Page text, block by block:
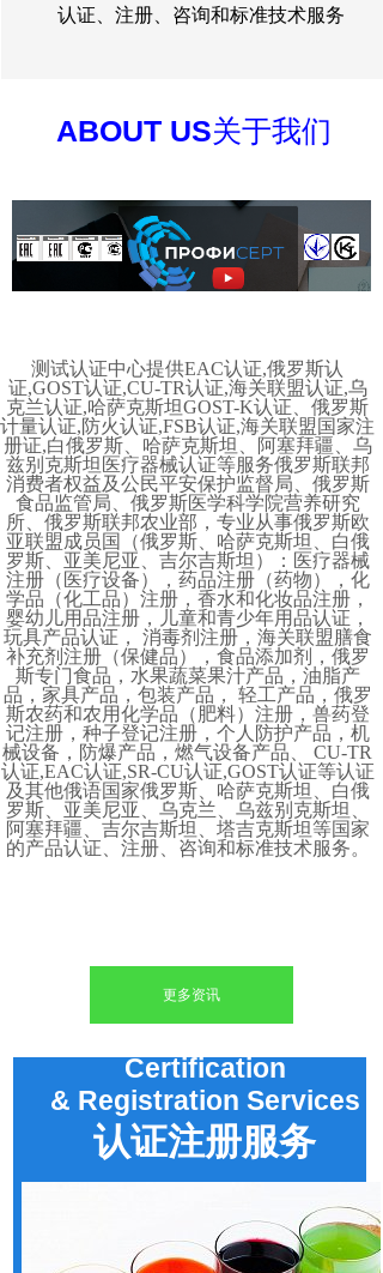
认证、注册、咨询和标准技术服务
ABOUT US关于我们
测试认证中心提供EAC认证,俄罗斯认
证,GOST认证,CU-TR认证,海关联盟认证,乌
克兰认证,哈萨克斯坦GOST-K认证、俄罗斯
计量认证,防火认证,FSB认证,海关联盟国家注
册证,白俄罗斯、哈萨克斯坦、阿塞拜疆、乌
兹别克斯坦医疗器械认证等服务俄罗斯联邦
消费者权益及公民平安保护监督局、俄罗斯
食品监管局、俄罗斯医学科学院营养研究
所、俄罗斯联邦农业部，专业从事俄罗斯欧
亚联盟成员国（俄罗斯、哈萨克斯坦、白俄
罗斯、亚美尼亚、吉尔吉斯坦）：医疗器械
注册（医疗设备），药品注册（药物），化
学品（化工品）注册，香水和化妆品注册，
婴幼儿用品注册，儿童和青少年用品认证，
玩具产品认证， 消毒剂注册，海关联盟膳食
补充剂注册（保健品），食品添加剂，俄罗
斯专门食品，水果蔬菜果汁产品，油脂产
品，家具产品，包装产品， 轻工产品，俄罗
斯农药和农用化学品（肥料）注册，兽药登
记注册，种子登记注册，个人防护产品，机
械设备，防爆产品，燃气设备产品、 CU-TR
认证,EAC认证,SR-CU认证,GOST认证等认证
及其他俄语国家俄罗斯、哈萨克斯坦、白俄
罗斯、亚美尼亚、乌克兰、乌兹别克斯坦、
阿塞拜疆、吉尔吉斯坦、塔吉克斯坦等国家
的产品认证、注册、咨询和标准技术服务。
更多资讯
Certification
& Registration Services
认证注册服务